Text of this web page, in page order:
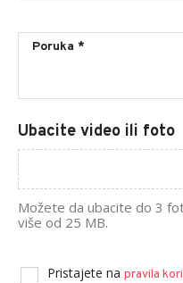
Ubacite video ili foto
Možete da ubacite do 3
više od 25 MB.
Pristajete na pravila